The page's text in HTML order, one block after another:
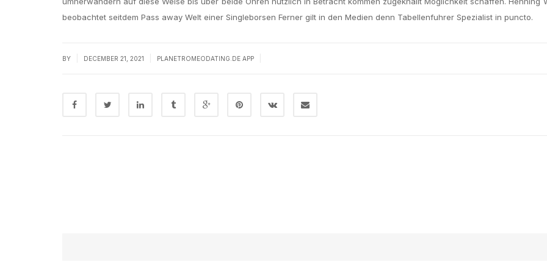
beobachtet seitdem Pass away Welt einer Singleborsen Ferner gilt in den Medien denn Tabellenfuhrer Spezialist in puncto.
BY DECEMBER 21, 2021 PLANETROMEODATING.DE APP